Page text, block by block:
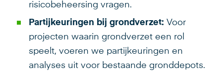
risicobeheersing vragen.
Partijkeuringen bij grondverzet: Voor
projecten waarin grondverzet een rol
speelt, voeren we partijkeuringen en
analyses uit voor bestaande gronddepots.